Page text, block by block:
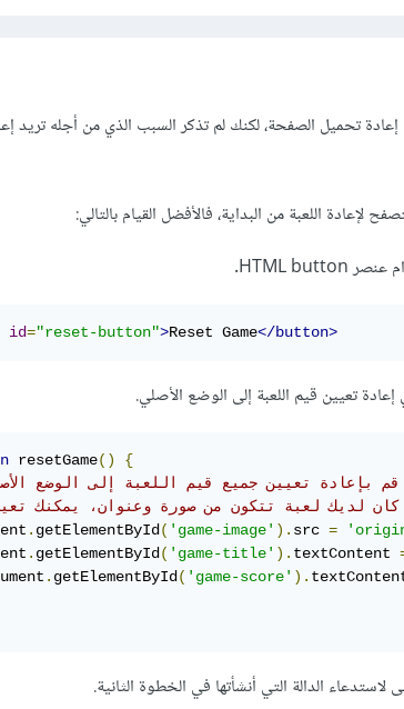
تحميل الصفحة، لكنك لم تذكر السبب الذي من أجله تريد
id="reset-button">Reset Game</button>
resetGame()
{
// قم بإعادة تعيين جميع قيم اللعبة إلى الوضع
. getElementById( 'game-image' ). src =
. getElementById( 'game-title' ). textContent
. getElementById( 'game-score' ).